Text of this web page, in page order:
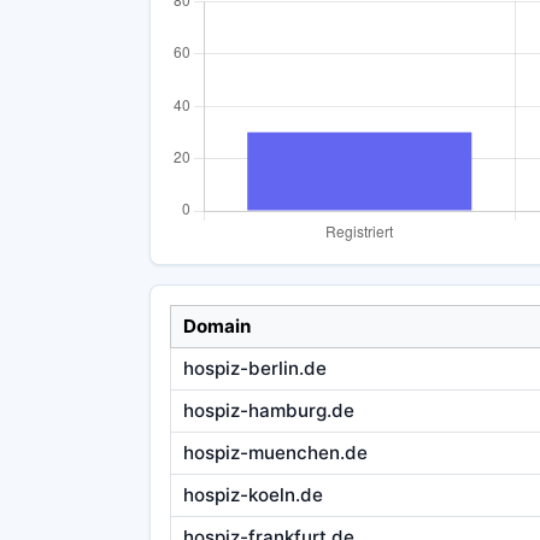
Domain
hospiz-berlin.de
hospiz-hamburg.de
hospiz-muenchen.de
hospiz-koeln.de